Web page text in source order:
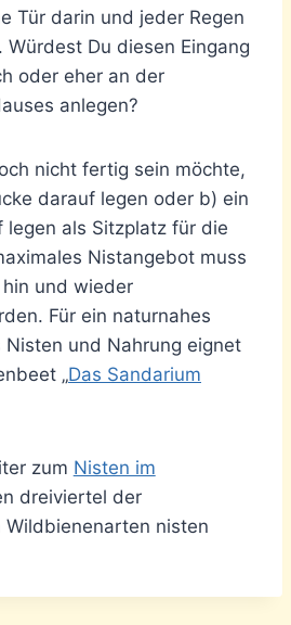
Tür darin und jeder Regen
Du diesen Eingang
oder eher an der
anlegen?
nicht fertig sein möchte,
darauf legen oder b) ein
legen als Sitzplatz für die
Nistangebot muss
und wieder
Für ein naturnahes
und Nahrung eignet
„Das Sandarium
zum Nisten im
dreiviertel der
nisten